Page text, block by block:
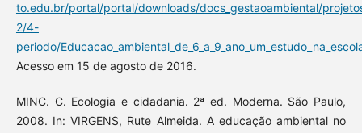
to.edu.br/portal/portal/downloads/docs_gestaoambiental/
2/4-
periodo/
Acesso em 15 de agosto de 2016.
MINC. C. Ecologia e cidadania. 2ª ed. Moderna. São Paulo,
2008. In: VIRGENS, Rute Almeida. A educação ambiental no